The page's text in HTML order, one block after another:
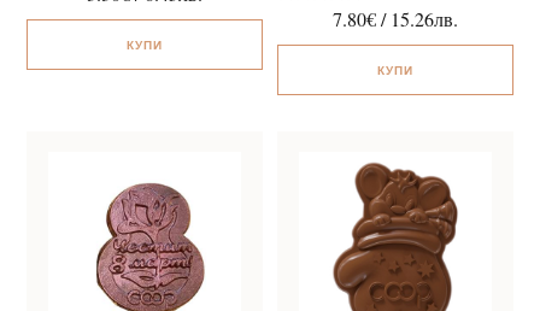
КУПИ
Оценено на
5.00
от 5
7.80€/ 15.26лв.
КУПИ